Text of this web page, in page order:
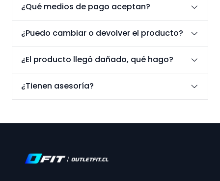
¿Qué medios de pago aceptan?
¿Puedo cambiar o devolver el producto?
¿El producto llegó dañado, qué hago?
¿Tienen asesoría?